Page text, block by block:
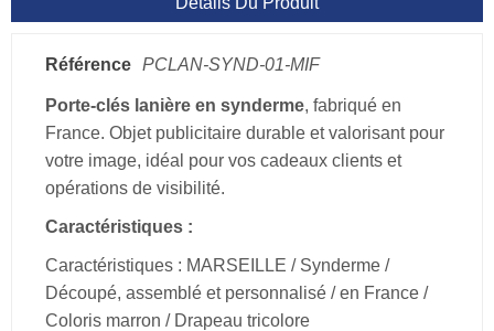
Référence PCLAN-SYND-01-MIF
Porte-clés lanière en synderme, fabriqué en
France. Objet publicitaire durable et valorisant pour
votre image, idéal pour vos cadeaux clients et
opérations de visibilité.
Caractéristiques :
Caractéristiques : MARSEILLE / Synderme /
Découpé, assemblé et personnalisé / en France /
Coloris marron / Drapeau tricolore